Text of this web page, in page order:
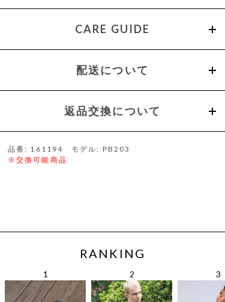
CARE GUIDE
配送について
返品交換について
品番: 161194 モデル: PB203
※交換可能商品
RANKING